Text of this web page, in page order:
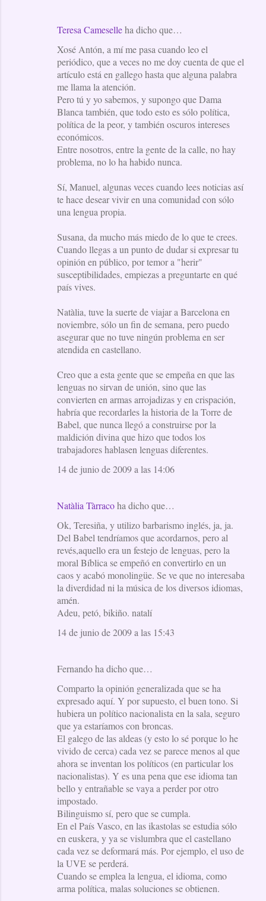
Teresa Cameselleha dicho que…
Xosé Antón, a mí me pasa cuando leo el
periódico, que a veces no me doy cuenta de que el
artículo está en gallego hasta que alguna palabra
me llama la atención.
Pero tú y yo sabemos, y supongo que Dama
Blanca también, que todo esto es sólo política,
política de la peor, y también oscuros intereses
económicos.
Entre nosotros, entre la gente de la calle, no hay
problema, no lo ha habido nunca.
Sí, Manuel, algunas veces cuando lees noticias así
te hace desear vivir en una comunidad con sólo
una lengua propia.
Susana, da mucho más miedo de lo que te crees.
Cuando llegas a un punto de dudar si expresar tu
opinión en público, por temor a "herir"
susceptibilidades, empiezas a preguntarte en qué
país vives.
Natàlia, tuve la suerte de viajar a Barcelona en
noviembre, sólo un fin de semana, pero puedo
asegurar que no tuve ningún problema en ser
atendida en castellano.
Creo que a esta gente que se empeña en que las
lenguas no sirvan de unión, sino que las
convierten en armas arrojadizas y en crispación,
habría que recordarles la historia de la Torre de
Babel, que nunca llegó a construirse por la
maldición divina que hizo que todos los
trabajadores hablasen lenguas diferentes.
14 de junio de 2009 a las 14:06
Natàlia Tàrracoha dicho que…
Ok, Teresiña, y utilizo barbarismo inglés, ja, ja.
Del Babel tendríamos que acordarnos, pero al
revés,aquello era un festejo de lenguas, pero la
moral Bíblica se empeñó en convertirlo en un
caos y acabó monolingüe. Se ve que no interesaba
la diverdidad ni la música de los diversos idiomas,
amén.
Adeu, petó, bikiño. natalí
14 de junio de 2009 a las 15:43
Fernando ha dicho que…
Comparto la opinión generalizada que se ha
expresado aquí. Y por supuesto, el buen tono. Si
hubiera un político nacionalista en la sala, seguro
que ya estaríamos con broncas.
El galego de las aldeas (y esto lo sé porque lo he
vivido de cerca) cada vez se parece menos al que
ahora se inventan los políticos (en particular los
nacionalistas). Y es una pena que ese idioma tan
bello y entrañable se vaya a perder por otro
impostado.
Bilinguismo sí, pero que se cumpla.
En el País Vasco, en las ikastolas se estudia sólo
en euskera, y ya se vislumbra que el castellano
cada vez se deformará más. Por ejemplo, el uso de
la UVE se perderá.
Cuando se emplea la lengua, el idioma, como
arma política, malas soluciones se obtienen.